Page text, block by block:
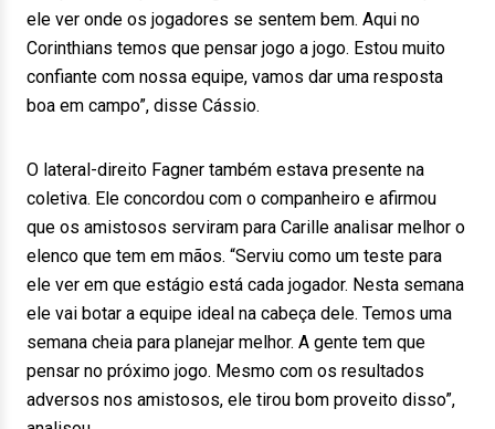
ele ver onde os jogadores se sentem bem. Aqui no
Corinthians temos que pensar jogo a jogo. Estou muito
confiante com nossa equipe, vamos dar uma resposta
boa em campo”, disse Cássio.
O lateral-direito Fagner também estava presente na
coletiva. Ele concordou com o companheiro e afirmou
que os amistosos serviram para Carille analisar melhor o
elenco que tem em mãos. “Serviu como um teste para
ele ver em que estágio está cada jogador. Nesta semana
ele vai botar a equipe ideal na cabeça dele. Temos uma
semana cheia para planejar melhor. A gente tem que
pensar no próximo jogo. Mesmo com os resultados
adversos nos amistosos, ele tirou bom proveito disso”,